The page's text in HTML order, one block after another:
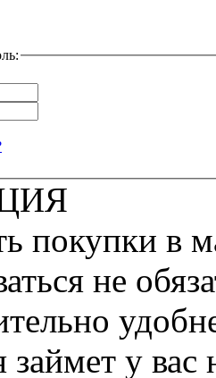
покупки в
не
займет у